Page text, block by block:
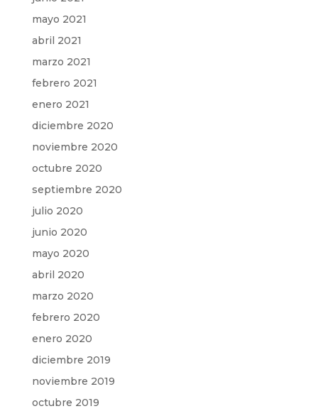
mayo 2021
abril 2021
marzo 2021
febrero 2021
enero 2021
diciembre 2020
noviembre 2020
octubre 2020
septiembre 2020
julio 2020
junio 2020
mayo 2020
abril 2020
marzo 2020
febrero 2020
enero 2020
diciembre 2019
noviembre 2019
octubre 2019